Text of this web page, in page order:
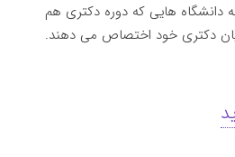
دانشگاه هایی که دوره دکتری هم
دکتری خود اختصاص می دهند.